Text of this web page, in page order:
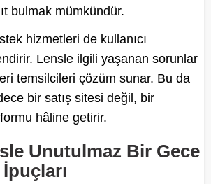
bulmak mümkündür.
hizmetleri de kullanıcı
Lensle ilgili yaşanan sorunlar
temsilcileri çözüm sunar. Bu da
bir satış sitesi değil, bir
hâline getirir.
Unutulmaz Bir Gece